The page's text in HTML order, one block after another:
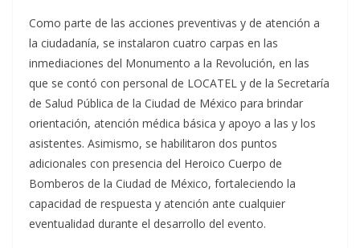
Como parte de las acciones preventivas y de atención a
la ciudadanía, se instalaron cuatro carpas en las
inmediaciones del Monumento a la Revolución, en las
que se contó con personal de LOCATEL y de la Secretaría
de Salud Pública de la Ciudad de México para brindar
orientación, atención médica básica y apoyo a las y los
asistentes. Asimismo, se habilitaron dos puntos
adicionales con presencia del Heroico Cuerpo de
Bomberos de la Ciudad de México, fortaleciendo la
capacidad de respuesta y atención ante cualquier
eventualidad durante el desarrollo del evento.